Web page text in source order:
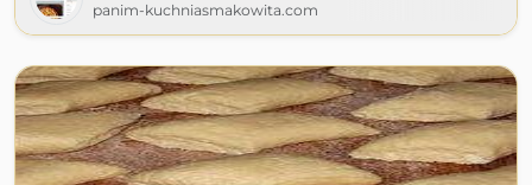
panim-kuchniasmakowita.com